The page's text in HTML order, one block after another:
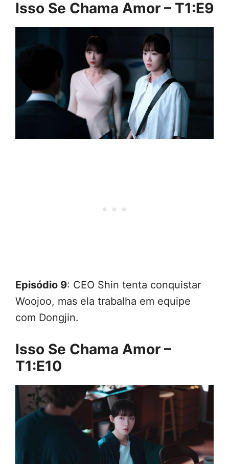
Isso Se Chama Amor – T1:E9
Episódio 9: CEO Shin tenta conquistar
Woojoo, mas ela trabalha em equipe
com Dongjin.
Isso Se Chama Amor –
T1:E10